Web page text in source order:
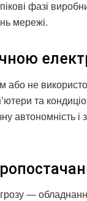
пікові фазі
мережі.
не
та
автономність
—